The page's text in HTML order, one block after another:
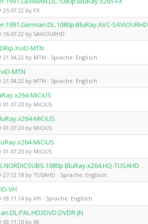
by FX
SAViOURHD
by SAViOURHD
MTN
by MTN - Sprache: Englisch
MTN
by MTN - Sprache: Englisch
MiCiUS
by MiCiUS
MiCiUS
by MiCiUS
MiCiUS
by MiCiUS
TUSAHD
by TUSAHD - Sprache: Englisch
VH
by VH - Sprache: Englisch
JN
by JN